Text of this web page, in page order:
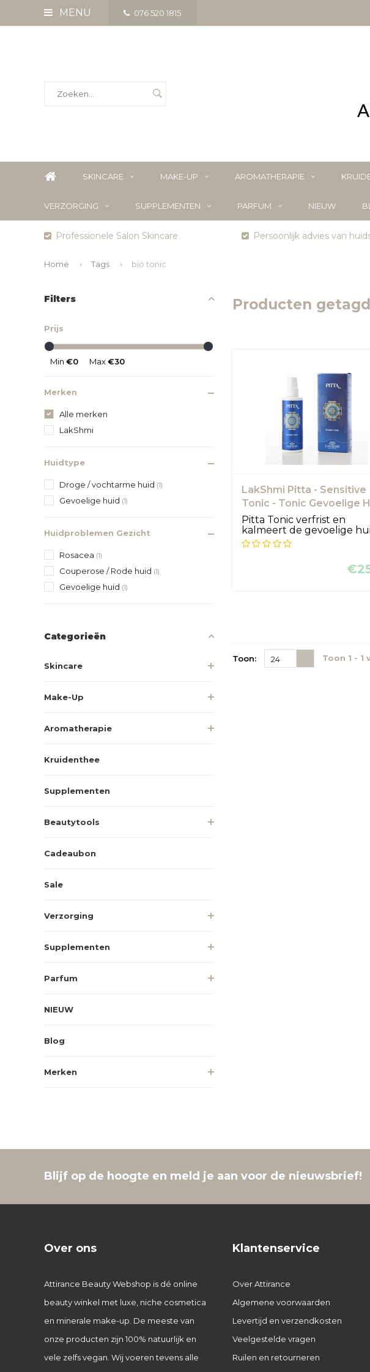
MENU 076 520 1815
SKINCARE MAKE-UP AROMATHERAPIE
VERZORGING SUPPLEMENTEN PARFUM NIEUW
Professionele Salon Skincare Persoonlijk advies van
Home Tags bio tonic
Filters
Prijs
Min €0 Max€30
Merken
Alle merken
LakShmi
Huidtype
Droge / vochtarme huid (1)
Gevoelige huid (1)
Huidproblemen Gezicht
Rosacea (1)
Couperose / Rode huid (1)
Gevoelige huid (1)
Categorieën
Skincare
Make-Up
Aromatherapie
Kruidenthee
Supplementen
Beautytools
Cadeaubon
Sale
Verzorging
Supplementen
Parfum
NIEUW
Blog
Merken
Producten
LakShmi Pitta - Sensitive
Tonic - Tonic Gevoelige
Pitta Tonic verfrist en
kalmeert de gevoelige
het re...
Toon: 24 Toon 1 - 1
Blijf op de hoogte en meld je aan voor de nieuwsbrief!
Over ons
Attirance Beauty Webshop is dé online
beauty winkel met luxe, niche cosmetica
en minerale make-up. De meeste van
onze producten zijn 100% natuurlijk en
vele zelfs vegan. Wij voeren tevens alle
Klantenservice
Over Attirance
Algemene voorwaarden
Levertijd en verzendkosten
Veelgestelde vragen
Ruilen en retourneren